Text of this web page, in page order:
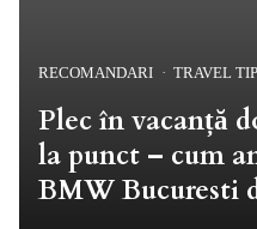
RECOMANDARI TRAVEL
Plec în vacanță
la punct – cum
BMW Bucuresti